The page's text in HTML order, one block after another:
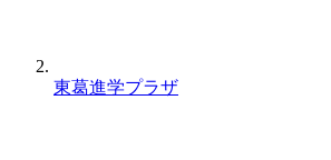
東葛進学プラザ